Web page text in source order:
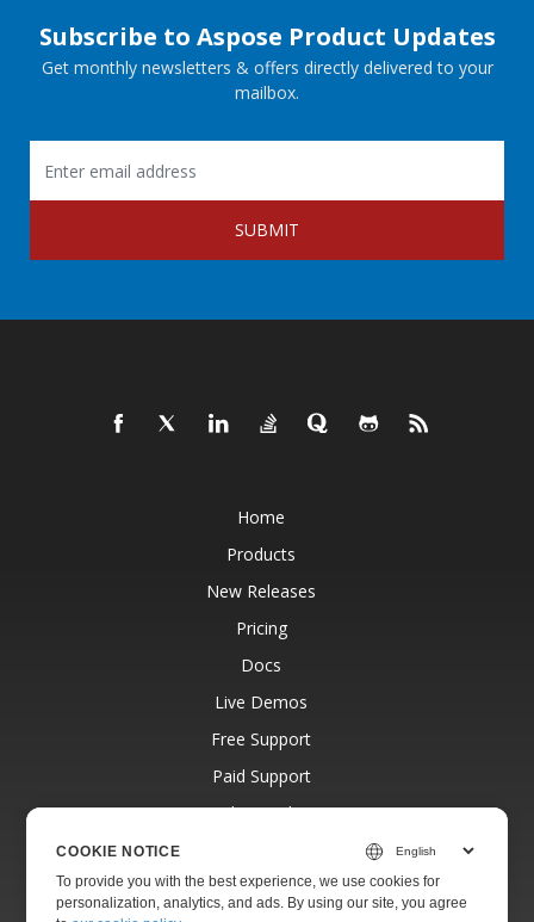
Subscribe to Aspose Product Updates
Get monthly newsletters & offers directly delivered to your
mailbox.
SUBMIT
Home
Products
New Releases
Pricing
Docs
Live Demos
Free Support
Paid Support
Paid Consulting
Websites
COOKIE NOTICE
To provide you with the best experience, we use cookies for
personalization, analytics, and ads. By using our site, you agree